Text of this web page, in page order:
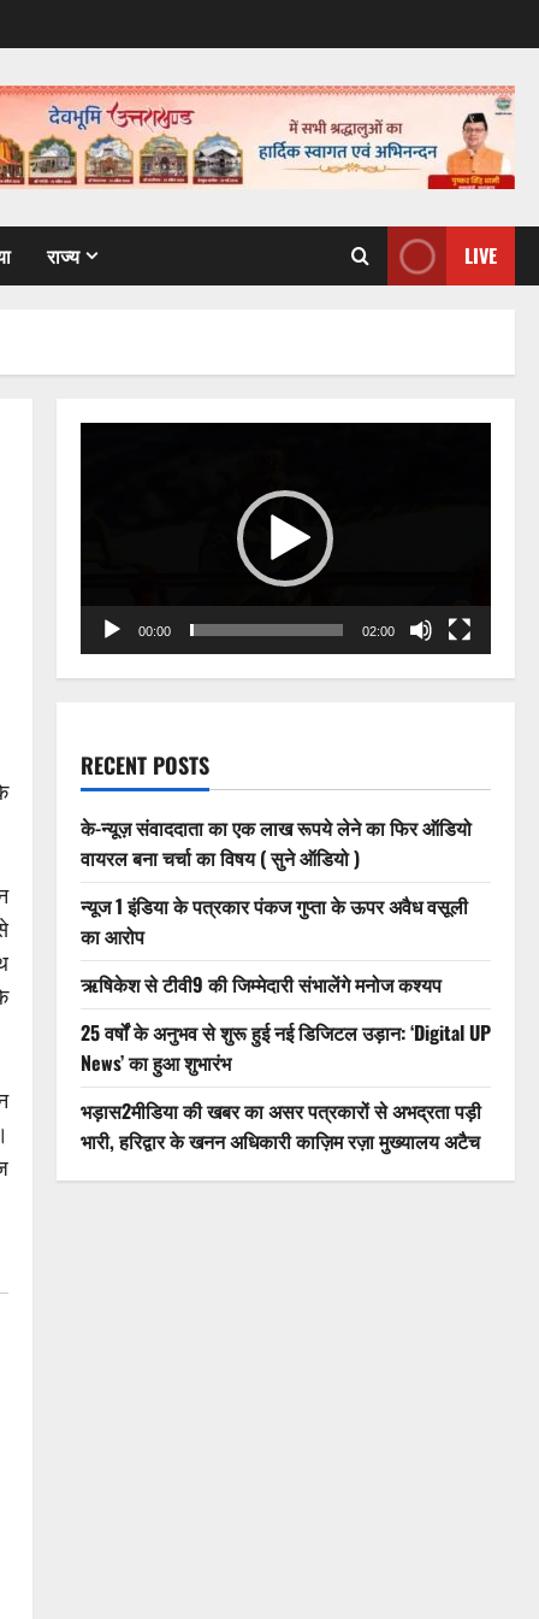
राज्य LIVE
00:00 02:00
RECENT POSTS
के-न्यूज़ संवाददाता का एक लाख रूपये लेने का फिर ऑडियो
वायरल बना चर्चा का विषय ( सुने ऑडियो )
न्यूज 1 इंडिया के पत्रकार पंकज गुप्ता के ऊपर अवैध वसूली
का आरोप
ऋषिकेश से टीवी9 की जिम्मेदारी संभालेंगे मनोज कश्यप
25 वर्षों के अनुभव से शुरू हुई नई डिजिटल उड़ान: ‘Digital UP
News’ का हुआ शुभारंभ
भड़ास2मीडिया की खबर का असर पत्रकारों से अभद्रता पड़ी
भारी, हरिद्वार के खनन अधिकारी काज़िम रज़ा मुख्यालय अटैच